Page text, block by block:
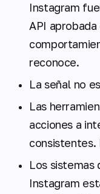
Instagram
API
reconoce.
La señal no
Las
acciones a
consistentes.
Los sistemas
Instagram